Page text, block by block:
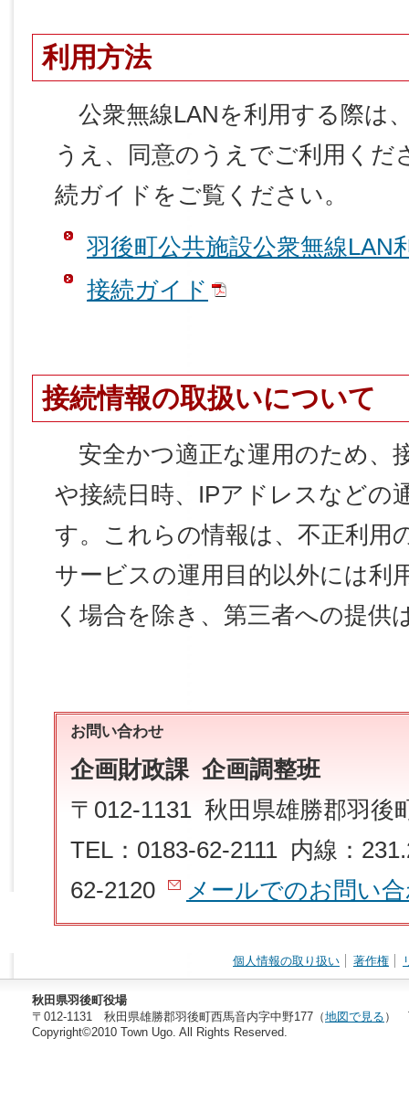
利用方法
公衆無線LANを利用する際は
うえ、同意のうえでご利用くだ
続ガイドをご覧ください。
羽後町公共施設公衆無線LAN
接続ガイド
接続情報の取扱いについて
安全かつ適正な運用のため、
や接続日時、IPアドレスなどの
す。これらの情報は、不正利用
サービスの運用目的以外には利
く場合を除き、第三者への提供
お問い合わせ
企画財政課 企画調整班
〒012-1131 秋田県雄勝郡羽後
TEL：0183-62-2111 内線：
62-2120
メールでのお問い
個人情報の取り扱い 著作権
秋田県羽後町役場
〒012-1131 秋田県雄勝郡羽後町西馬音内字中野177（地図で見る ）
Copyright©2010 Town Ugo. All Rights Reserved.